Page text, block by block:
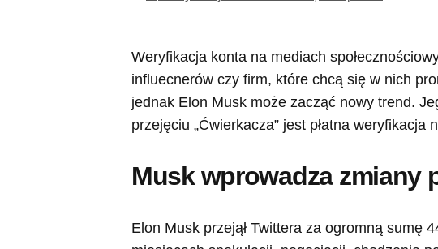
Weryfikacja konta na mediach
influecnerów czy firm, które chcą się w nich
jednak Elon Musk może zacząć nowy trend.
przejęciu „Ćwierkacza” jest płatna weryfikacja
Musk wprowadza zmiany
Elon Musk przejął Twittera za ogromną sumę